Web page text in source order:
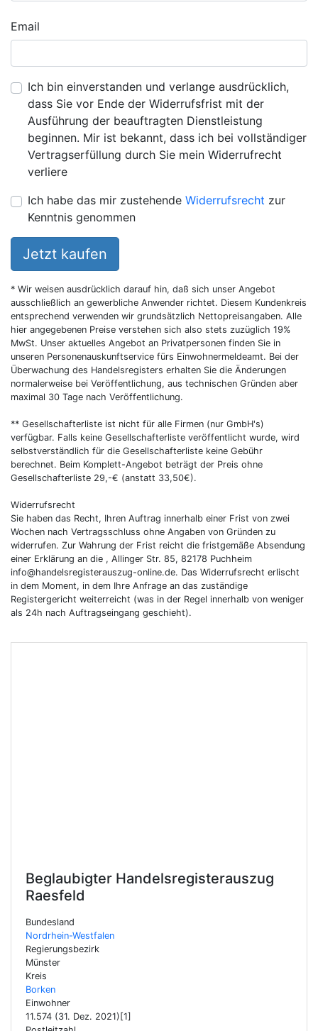
Beglaubigter Handelsregisterauszug
Raesfeld
Bundesland
Nordrhein-Westfalen
Regierungsbezirk
Münster
Kreis
Borken
Einwohner
11.574 (31. Dez. 2021)[1]
Email
Ich bin einverstanden und verlange ausdrücklich,
dass Sie vor Ende der Widerrufsfrist mit der
Ausführung der beauftragten Dienstleistung
beginnen. Mir ist bekannt, dass ich bei vollständiger
Vertragserfüllung durch Sie mein Widerrufrecht
verliere
Ich habe das mir zustehende Widerrufsrecht zur
Kenntnis genommen
Jetzt kaufen
* Wir weisen ausdrücklich darauf hin, daß sich unser Angebot
ausschließlich an gewerbliche Anwender richtet. Diesem Kundenkreis
entsprechend verwenden wir grundsätzlich Nettopreisangaben. Alle
hier angegebenen Preise verstehen sich also stets zuzüglich 19%
MwSt. Unser aktuelles Angebot an Privatpersonen finden Sie in
unseren Personenauskunftservice fürs Einwohnermeldeamt. Bei der
Überwachung des Handelsregisters erhalten Sie die Änderungen
normalerweise bei Veröffentlichung, aus technischen Gründen aber
maximal 30 Tage nach Veröffentlichung.
** Gesellschafterliste ist nicht für alle Firmen (nur GmbH's)
verfügbar. Falls keine Gesellschafterliste veröffentlicht wurde, wird
selbstverständlich für die Gesellschafterliste keine Gebühr
berechnet. Beim Komplett-Angebot beträgt der Preis ohne
Gesellschafterliste 29,-€ (anstatt 33,50€).
Widerrufsrecht
Sie haben das Recht, Ihren Auftrag innerhalb einer Frist von zwei
Wochen nach Vertragsschluss ohne Angaben von Gründen zu
widerrufen. Zur Wahrung der Frist reicht die fristgemäße Absendung
einer Erklärung an die , Allinger Str. 85, 82178 Puchheim
info@handelsregisterauszug-online.de. Das Widerrufsrecht erlischt
in dem Moment, in dem Ihre Anfrage an das zuständige
Registergericht weiterreicht (was in der Regel innerhalb von weniger
als 24h nach Auftragseingang geschieht).